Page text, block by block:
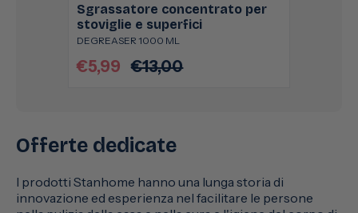
Sgrassatore concentrato per
stoviglie e superfici
DEGREASER 1000 ML
Prezzo
€5,99
Prezzo
€13,00
Offerte dedicate
I prodotti Stanhome hanno una lunga storia di
innovazione ed esperienza nel facilitare le persone